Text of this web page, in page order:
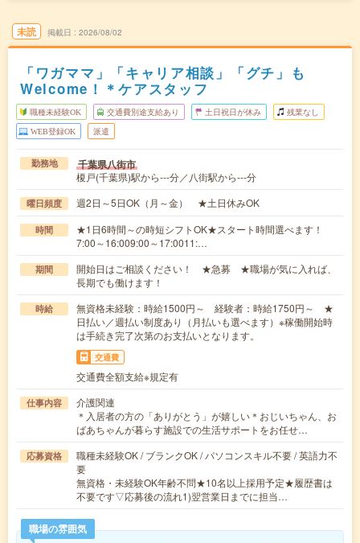
未読 掲載日 2026/08/02
「ワガママ」「キャリア相談」「グチ」も
Welcome！＊ケアスタッフ
職種未経験OK 交通費別途支給あり 土日祝日が休み 残業なし
WEB登録OK 派遣
勤務地 千葉県八街市
榎戸(千葉県)駅から---分／八街駅から---分
曜日頻度 週2日～5日OK（月～金） ★土日休みOK
時間
★1日6時間～の時短シフトOK★スタート時間選べます！
7:00～16:009:00～17:0011:…
期間
開始日はご相談ください！ ★急募 ★職場が気に入れば、
長期でも働けます！
時給
無資格未経験：時給1500円～ 経験者：時給1750円～ ★
日払い／週払い制度あり（月払いも選べます）※稼働開始時
は手続き完了次第のお支払いとなります。
交通費
交通費全額支給※規定有
仕事内容
介護関連
＊入居者の方の「ありがとう」が嬉しい＊おじいちゃん、お
ばあちゃんが暮らす施設での生活サポートをお任せ…
応募資格
職種未経験OK / ブランクOK / パソコンスキル不要 / 英語力不
要
無資格・未経験OK年齢不問★10名以上採用予定★履歴書は
不要です▽応募後の流れ1)翌営業日までに担当…
職場の雰囲気